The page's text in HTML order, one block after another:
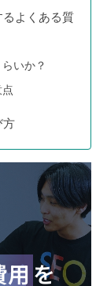
よくある質
いか？
方
用 を